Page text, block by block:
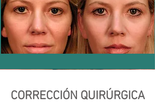
CORRECCIÓN QUIRÚRGICA